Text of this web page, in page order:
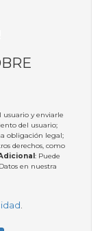
usuario y enviarle
del usuario;
obligación legal;
derechos, como
: Puede
en nuestra